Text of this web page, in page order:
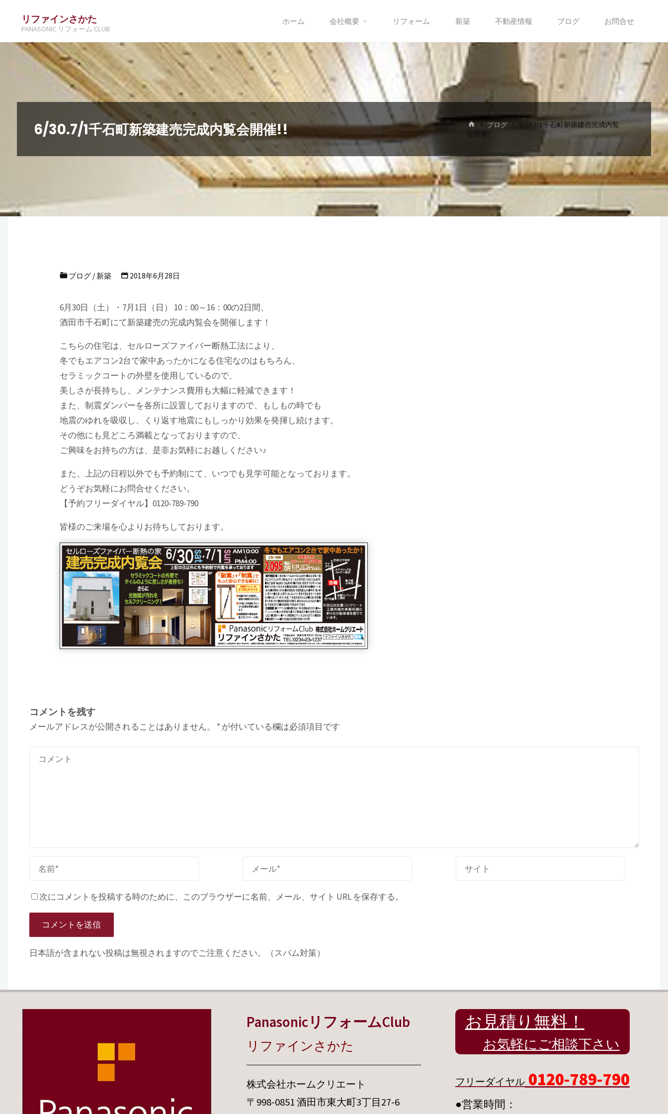
リファインさかた
PANASONIC リフォーム CLUB
ホーム 会社概要 リフォーム 新築 不動産情報 ブログ お問合せ
6/30.7/1千石町新築建売完成内覧会開催!!
ホ
ー
ブログ
6/30.7/1千石町新築建売完成内覧
会開催!!
ブログ / 新築 2018年6月28日
6月30日（土）・7月1日（日） 10：00～16：00の2日間、
酒田市千石町にて新築建売の完成内覧会を開催します！
こちらの住宅は、セルローズファイバー断熱工法により、
冬でもエアコン2台で家中あったかになる住宅なのはもちろん、
セラミックコートの外壁を使用しているので、
美しさが長持ちし、メンテナンス費用も大幅に軽減できます！
また、制震ダンパーを各所に設置しておりますので、もしもの時でも
地震のゆれを吸収し、くり返す地震にもしっかり効果を発揮し続けます。
その他にも見どころ満載となっておりますので、
ご興味をお持ちの方は、是非お気軽にお越しください♪
また、上記の日程以外でも予約制にて、いつでも見学可能となっております。
どうぞお気軽にお問合せください。
【予約フリーダイヤル】0120-789-790
皆様のご来場を心よりお待ちしております。
コメントを残す
メールアドレスが公開されることはありません。 * が付いている欄は必須項目です
次にコメントを投稿する時のために、このブラウザーに名前、メール、サイト URL を保存する。
日本語が含まれない投稿は無視されますのでご注意ください。（スパム対策）
PanasonicリフォームClub
リファインさかた
株式会社ホームクリエート
〒998-0851 酒田市東大町3丁目27-6
お見積り無料！
お気軽にご相談下さい
フリーダイヤル0120-789-790
●営業時間：